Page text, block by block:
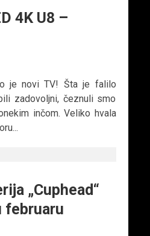
4K U8 –
je novi TV! Šta je falilo
zadovoljni, čeznuli smo
inčom. Veliko hvala
„Cuphead“
februaru